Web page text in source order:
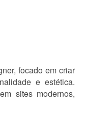
focado em criar
e estética.
sites modernos,